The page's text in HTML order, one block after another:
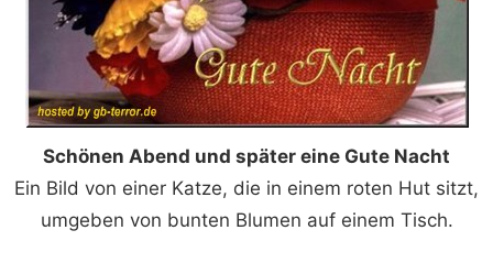
Schönen Abend und später eine Gute Nacht
Ein Bild von einer Katze, die in einem roten Hut sitzt,
umgeben von bunten Blumen auf einem Tisch.